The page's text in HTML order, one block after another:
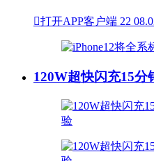
打开APP客户端 22
120W超快闪充15